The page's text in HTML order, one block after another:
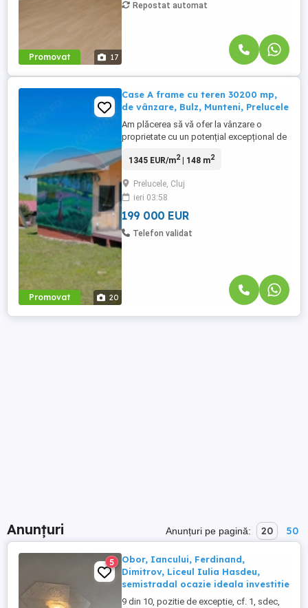
Promovat 17
Repostat automat
Promovat 20
Case A frame cu teren 30200 mp,
de vânzare, Bulz, Munteni, Prelucele
Am plăcerea să vă ofer la vânzare o
proprietate cu un potențial excepțional de
turismului montan, amplasată într-o zonă
oferă priveliști panoramice spectaculoase
și un cadru natural ideal pentru relaxare și
investiții ...
1345 EUR/m2| 148 m2
Prelucele, Cluj
ieri 03:58
199 000 EUR
Telefon validat
Anunțuri Anunțuri pe pagină: 20 50
5
Obor, Iancului, Ferdinand,
Dimitrov, Liceul Iulia Hasdeu,
semistradal ocazie ideala investitie
9 din 10, pozitie de exceptie, cf. 1, sdec,